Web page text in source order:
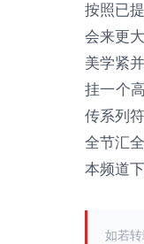
按照已
会来更
美学紧
挂一个
传系列
全节汇
本频道
如若